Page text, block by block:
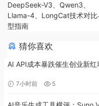
DeepSeek-V3、Qwen3、
Llama-4、LongCat技术对比
型指南
猜你喜欢
AI API成本暴跌催生创业新
7小时前 5